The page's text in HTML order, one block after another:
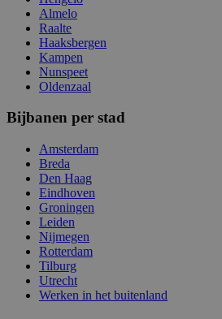
Almelo
Raalte
Haaksbergen
Kampen
Nunspeet
Oldenzaal
Bijbanen per stad
Amsterdam
Breda
Den Haag
Eindhoven
Groningen
Leiden
Nijmegen
Rotterdam
Tilburg
Utrecht
Werken in het buitenland